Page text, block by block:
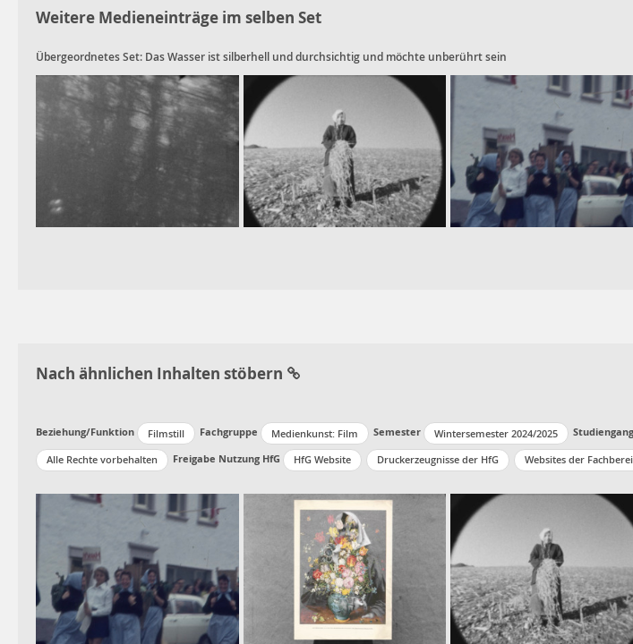
Weitere Medieneinträge im selben Set
Übergeordnetes Set: Das Wasser ist silberhell und durchsichtig und möchte unberührt sein
Nach ähnlichen Inhalten stöbern
Beziehung/Funktion Filmstill Fachgruppe Medienkunst: Film Semester Wintersemester 2024/2025 Studiengang
Alle Rechte vorbehalten Freigabe Nutzung HfG HfG Website Druckerzeugnisse der HfG Websites der